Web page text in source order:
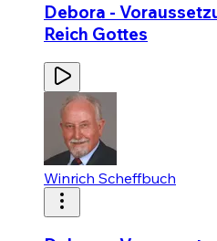
Debora -
Reich Gottes
Winrich Scheffbuch